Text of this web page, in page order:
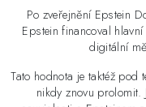
Po zveřejnění Epstein
Epstein financoval
digitální
Tato hodnota je taktéž pod
nikdy znovu prolomit.